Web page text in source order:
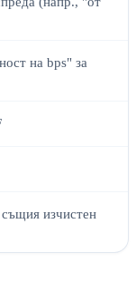
на bps" за
изчистен